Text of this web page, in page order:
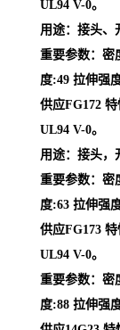
UL94 V-0。
用途：接头、
重要参数：密
度:49 拉伸强
供应FG172
UL94 V-0。
用途：接头，
重要参数：密
度:63 拉伸强
供应FG173
UL94 V-0。
重要参数：密
度:88 拉伸强